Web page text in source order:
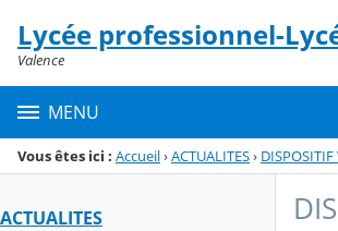
Menu de la rubrique
Contenu
Lycée professionnel-
Valence
MENU
Vous êtes ici : Accueil›ACTUALITES›
ACTUALITES